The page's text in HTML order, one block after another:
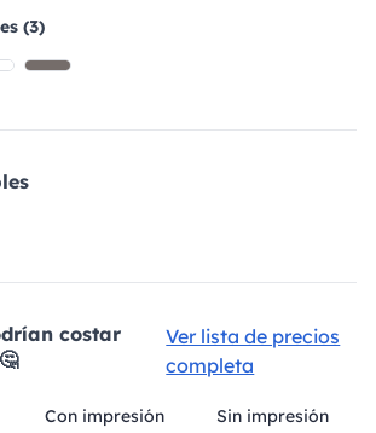
(3)
costar
Ver lista de precios
completa
Con impresión Sin impresión